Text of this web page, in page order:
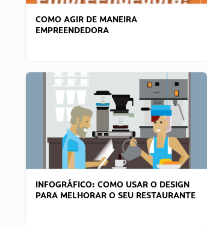
COMO AGIR DE MANEIRA
EMPREENDEDORA
INFOGRÁFICO: COMO USAR O DESIGN
PARA MELHORAR O SEU RESTAURANTE